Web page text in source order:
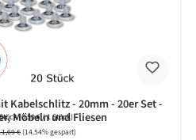
Kabelschlitz - 20mm - 20er Set -
Möbeln und Fliesen
(0,50 € / 1 Stück)
Preis:
€(14.54% gespart)